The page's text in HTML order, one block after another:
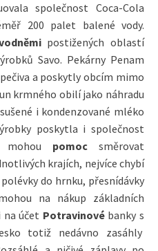
společnost Coca-Cola
200 palet balené vody.
postižených oblastí
Savo. Pekárny Penam
a poskytly obcím mimo
krmného obilí jako náhradu
i kondenzované mléko
poskytla i společnost
mohou pomoc směrovat
krajích, nejvíce chybí
do hrnku, přesnídávky
na nákup základních
účet Potravinovébanky s
totiž nedávno zasáhly